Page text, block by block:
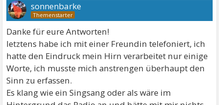
sonnenbarke
Danke für eure Antworten!
letztens habe ich mit einer Freundin telefoniert, ich
hatte den Eindruck mein Hirn verarbeitet nur einige
Worte, ich musste mich anstrengen überhaupt den
Sinn zu erfassen.
Es klang wie ein Singsang oder als wäre im